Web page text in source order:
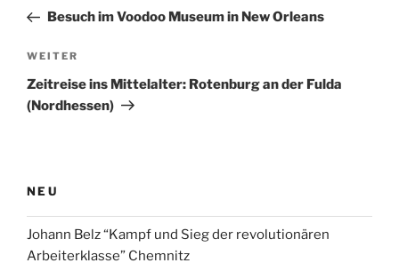
Beitrag
Besuch im Voodoo Museum in New Orleans
Nächster
Beitrag
WEITER
Zeitreise ins Mittelalter: Rotenburg an der Fulda
(Nordhessen)
NEU
Johann Belz “Kampf und Sieg der revolutionären
Arbeiterklasse” Chemnitz